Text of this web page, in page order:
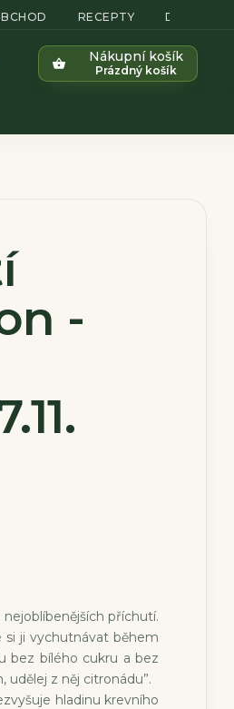
RECEPTY DOPRAVA
Nákupní košík
Prázdný košík
-
příchutí.
si ji vychutnávat během
bez bílého cukru a bez
udělej z něj citronádu”.
hladinu krevního